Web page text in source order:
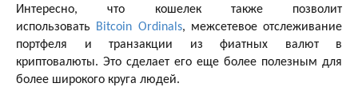
Интересно, что кошелек также позволит
использовать
Bitcoin Ordinals, межсетевое отслеживание
портфеля и транзакции из фиатных валют в
криптовалюты. Это сделает его еще более полезным для
более широкого круга людей.